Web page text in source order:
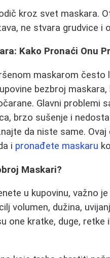
kroz svet maskara.
ne stvara grudvice i
Kako Pronaći Onu
maskarom
bezbroj
Glavni problemi
brzo sušenje i
da niste same.
i pronađete maskaru
Maskari?
u kupovinu, važno je
volumen, dužina,
one kratke, duge,